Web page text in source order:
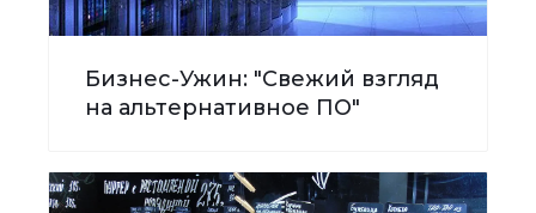
Бизнес-Ужин: "Свежий взгляд
на альтернативное ПО"